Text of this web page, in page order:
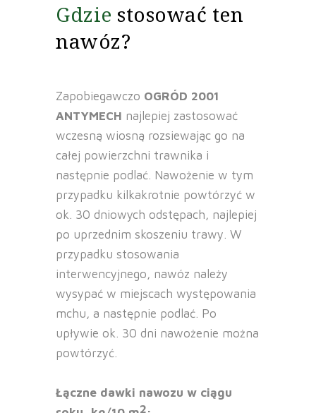
Gdzie stosować ten
nawóz?
Zapobiegawczo OGRÓD 2001
ANTYMECH najlepiej zastosować
wczesną wiosną rozsiewając go na
całej powierzchni trawnika i
następnie podlać. Nawożenie w tym
przypadku kilkakrotnie powtórzyć w
ok. 30 dniowych odstępach, najlepiej
po uprzednim skoszeniu trawy. W
przypadku stosowania
interwencyjnego, nawóz należy
wysypać w miejscach występowania
mchu, a następnie podlać. Po
upływie ok. 30 dni nawożenie można
powtórzyć.
Łączne dawki nawozu w ciągu
2